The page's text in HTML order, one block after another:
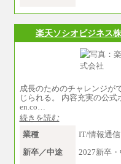
楽天ソシオビジネス
成長のためのチャレンジが
じられる。 内容充実の公
en.co…
続きを読む
業種
IT/情報通信
新卒／中途
2027新卒